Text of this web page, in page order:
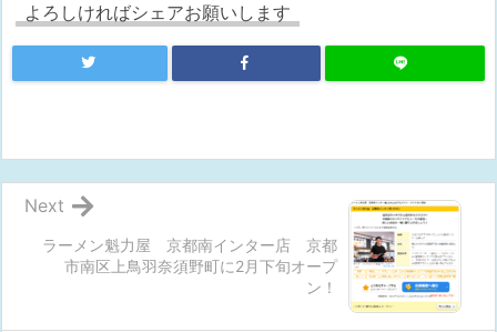
よろしければシェアお願いします
ラーメン魁力屋 京都南インター店 京都
市南区上鳥羽奈須野町に2月下旬オープ
ン！
Next